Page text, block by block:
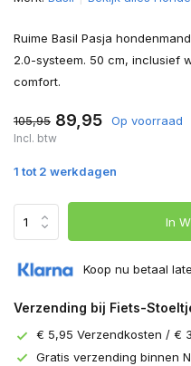
Ruime Basil Pasja
2.0-systeem. 50 cm, inclusief
comfort.
105,95 89,95 Op voorraad
Incl. btw
1 tot 2 werkdagen
In
Koop nu betaal
Verzending bij Fiets-
€ 5,95 Verzendkosten / €
Gratis verzending binnen